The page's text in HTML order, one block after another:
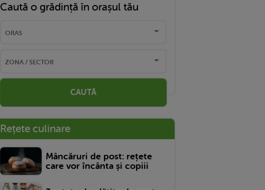
Caută o grădință în orașul tău
CAUTĂ
Rețete culinare
Mâncăruri de post: rețete
care vor încânta și copiii